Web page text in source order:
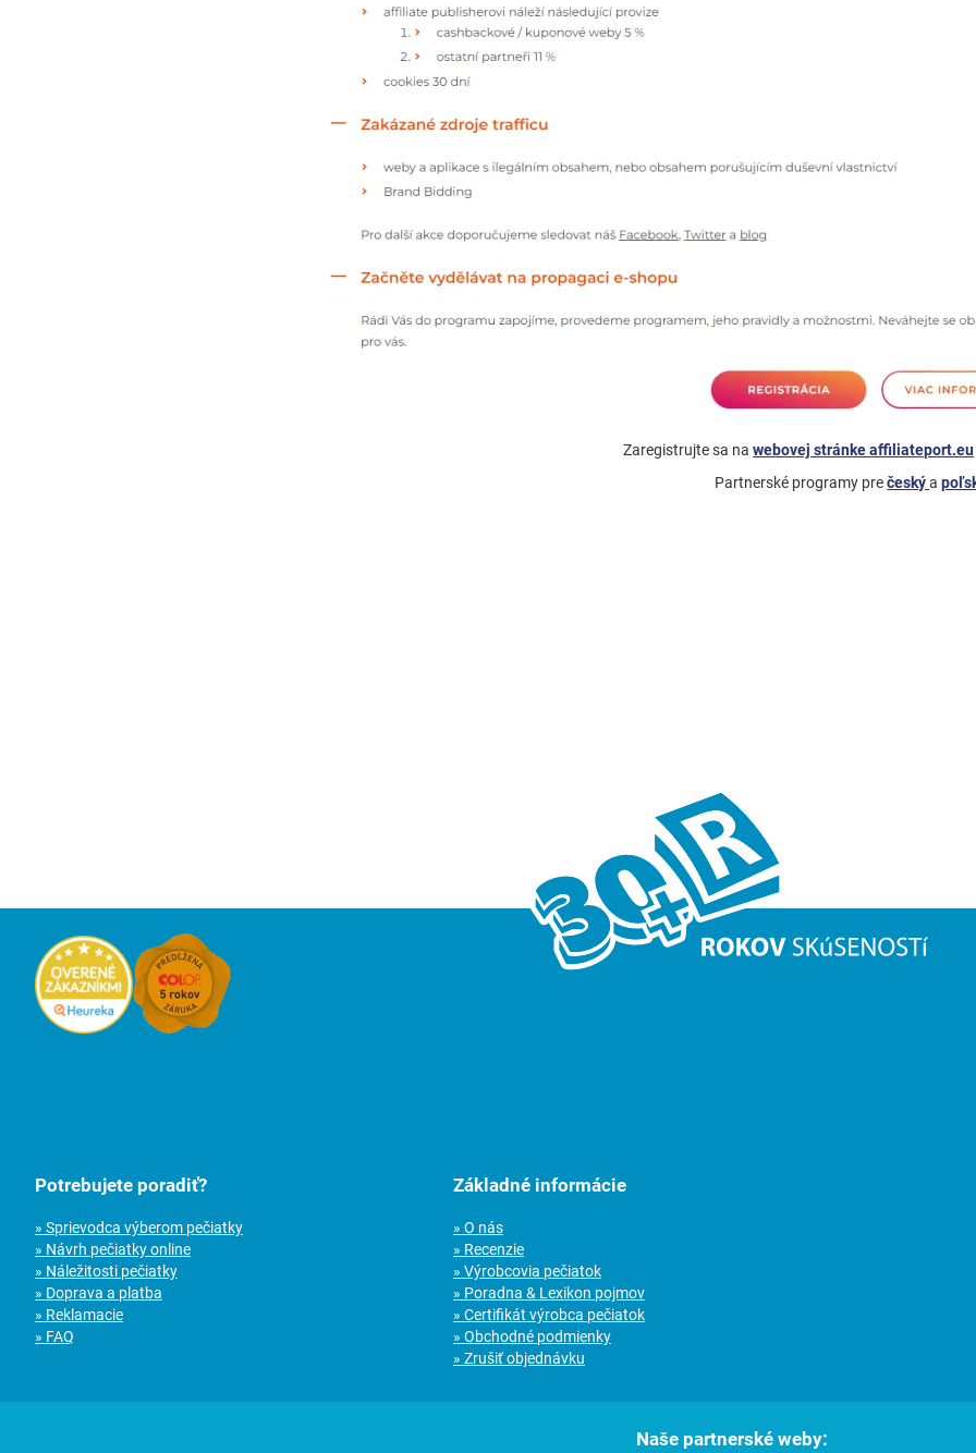
Zaregistrujte sa nawebovej stránke affiliateport.eu
Partnerské programy prečeskýa
Potrebujete poradiť?
» Sprievodca výberom pečiatky
» Návrh pečiatky online
» Náležitosti pečiatky
» Doprava a platba
» Reklamacie
» FAQ
Základné informácie
» O nás
» Recenzie
» Výrobcovia pečiatok
» Poradna & Lexikon pojmov
» Certifikát výrobca pečiatok
» Obchodné podmienky
» Zrušiť objednávku
Naše partnerské weby: